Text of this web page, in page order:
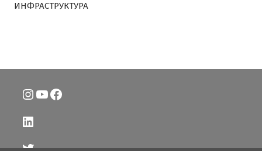
ИНФРАСТРУКТУРА
Instagram
YouTube
Facebook
LinkedIn